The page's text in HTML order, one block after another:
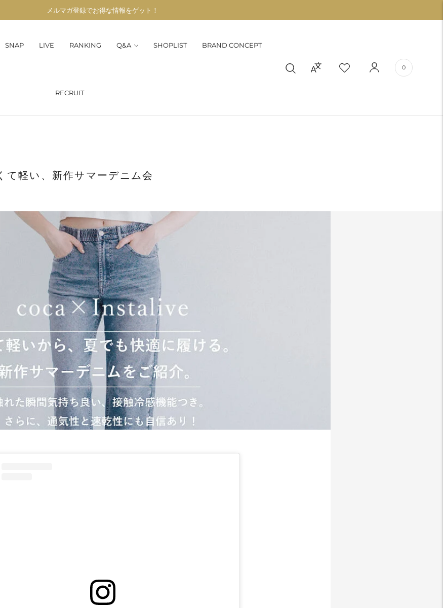
メルマガ登録でお得な情報をゲット！
SNAP LIVE RANKING Q&A SHOPLIST BRAND CONCEPT
RECRUIT
0
て軽い、新作サマーデニム会